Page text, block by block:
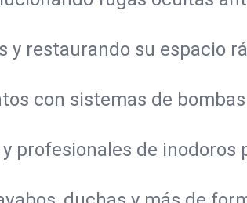
y restaurando su espacio
con sistemas de
profesionales de inodoros